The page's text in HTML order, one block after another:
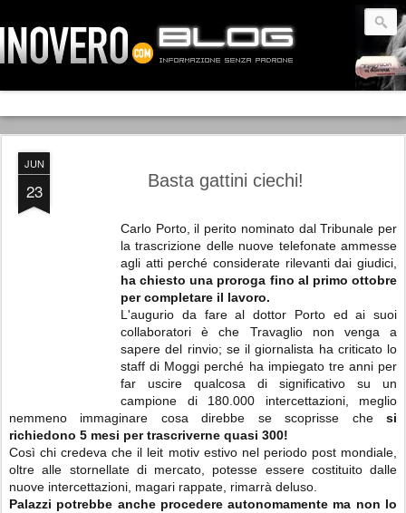
JUN
23 Basta gattini ciechi!
Carlo Porto, il perito nominato dal Tribunale per
la trascrizione delle nuove telefonate ammesse
agli atti perché considerate rilevanti dai giudici,
ha chiesto una proroga fino al primo ottobre
per completare il lavoro.
L'augurio da fare al dottor Porto ed ai suoi
collaboratori è che Travaglio non venga a
sapere del rinvio; se il giornalista ha criticato lo
staff di Moggi perché ha impiegato tre anni per
far uscire qualcosa di significativo su un
campione di 180.000 intercettazioni, meglio
nemmeno immaginare cosa direbbe se scoprisse che si
richiedono 5 mesi per trascriverne quasi 300!
Così chi credeva che il leit motiv estivo nel periodo post mondiale,
oltre alle stornellate di mercato, potesse essere costituito dalle
nuove intercettazioni, magari rappate, rimarrà deluso.
Palazzi potrebbe anche procedere autonomamente ma non lo